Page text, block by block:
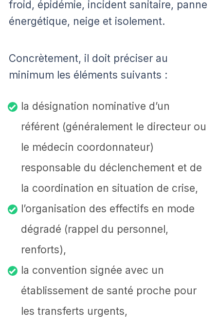
froid, épidémie, incident sanitaire, panne
énergétique, neige et isolement.
Concrètement, il doit préciser au
minimum les éléments suivants :
la désignation nominative d’un
référent (généralement le directeur ou
le médecin coordonnateur)
responsable du déclenchement et de
la coordination en situation de crise,
l’organisation des effectifs en mode
dégradé (rappel du personnel,
renforts),
la convention signée avec un
établissement de santé proche pour
les transferts urgents,